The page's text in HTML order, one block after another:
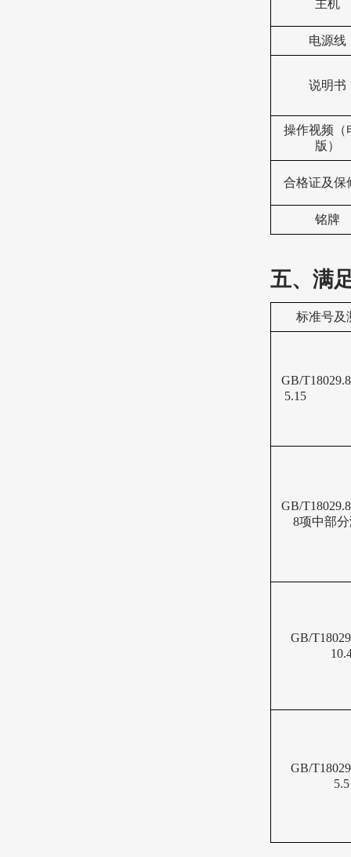
主机
电源线
说明书
操作视频（
版）
合格证及保
铭牌
五、满
标准号及
GB/
5.15
GB/
8项中部
GB/
GB/
5.5